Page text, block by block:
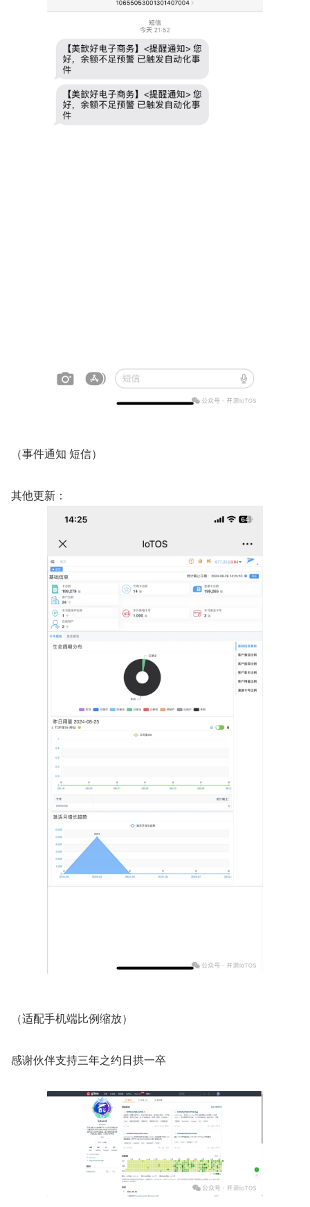
（事件通知 短信）
其他更新：
（适配手机端比例缩放）
感谢伙伴支持三年之约日拱一卒